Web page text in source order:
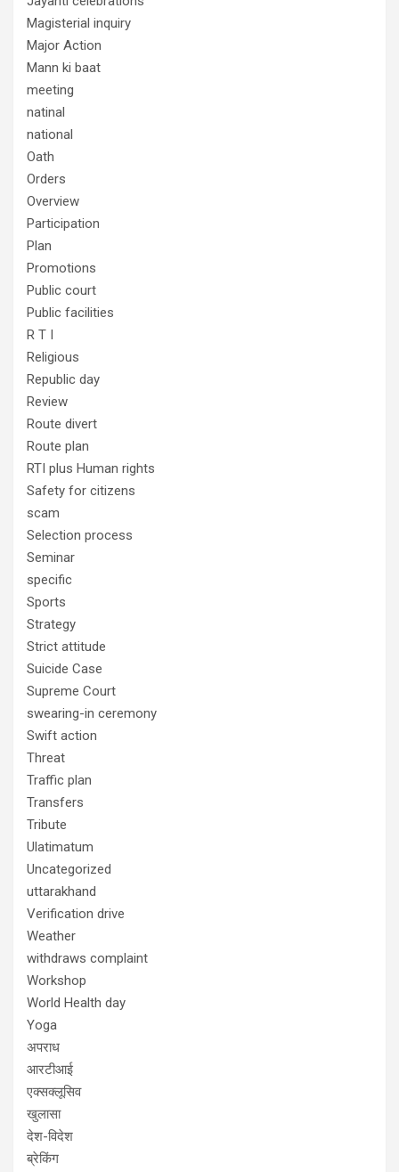
Magisterial inquiry
Major Action
Mann ki baat
meeting
natinal
national
Oath
Orders
Overview
Participation
Plan
Promotions
Public court
Public facilities
R T I
Religious
Republic day
Review
Route divert
Route plan
RTI plus Human rights
Safety for citizens
scam
Selection process
Seminar
specific
Sports
Strategy
Strict attitude
Suicide Case
Supreme Court
swearing-in ceremony
Swift action
Threat
Traffic plan
Transfers
Tribute
Ulatimatum
Uncategorized
uttarakhand
Verification drive
Weather
withdraws complaint
Workshop
World Health day
Yoga
अपराध
आरटीआई
एक्सक्लूसिव
खुलासा
देश-विदेश
ब्रेकिंग